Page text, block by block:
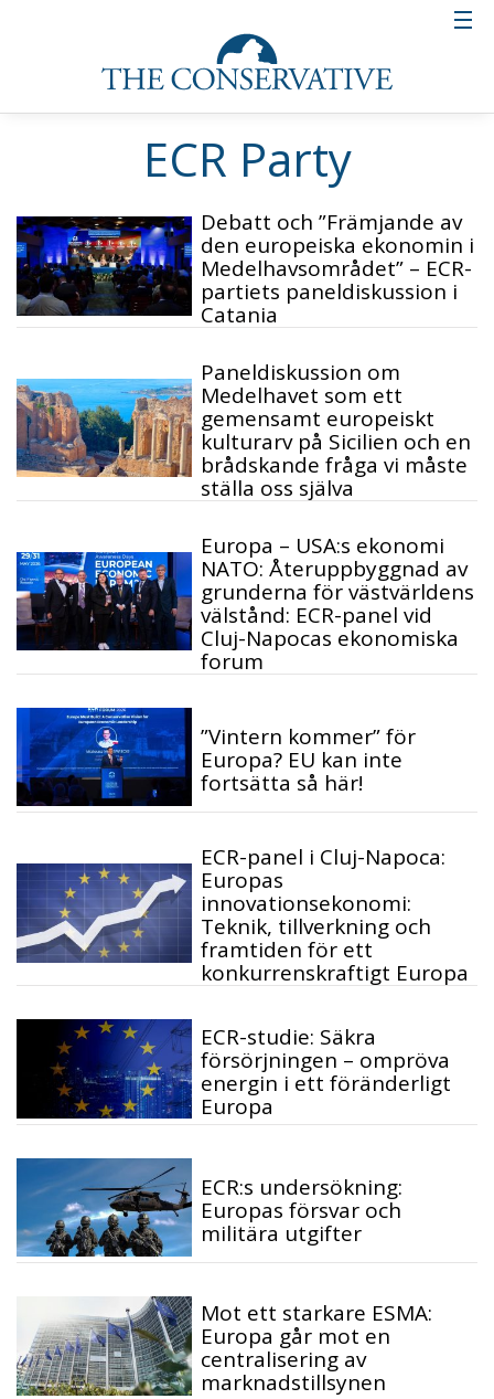
ECR Party
Debatt och ”Främjande av
den europeiska ekonomin i
Medelhavsområdet” – ECR-
partiets paneldiskussion i
Catania
Paneldiskussion om
Medelhavet som ett
gemensamt europeiskt
kulturarv på Sicilien och en
brådskande fråga vi måste
ställa oss själva
Europa – USA:s ekonomi
NATO: Återuppbyggnad av
grunderna för västvärldens
välstånd: ECR-panel vid
Cluj-Napocas ekonomiska
forum
”Vintern kommer” för
Europa? EU kan inte
fortsätta så här!
ECR-panel i Cluj-Napoca:
Europas
innovationsekonomi:
Teknik, tillverkning och
framtiden för ett
konkurrenskraftigt Europa
ECR-studie: Säkra
försörjningen – ompröva
energin i ett föränderligt
Europa
ECR:s undersökning:
Europas försvar och
militära utgifter
Mot ett starkare ESMA:
Europa går mot en
centralisering av
marknadstillsynen